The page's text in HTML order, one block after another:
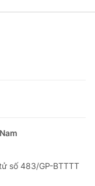
số 483/GP-BTTTT